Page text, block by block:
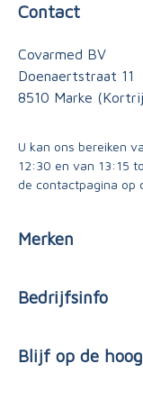
Contact
Covarmed BV
Doenaertstraat 11
8510 Marke
U kan ons bereiken
12:30 en van 13:15
de contactpagina op
Merken
Bedrijfsinfo
Blijf op de